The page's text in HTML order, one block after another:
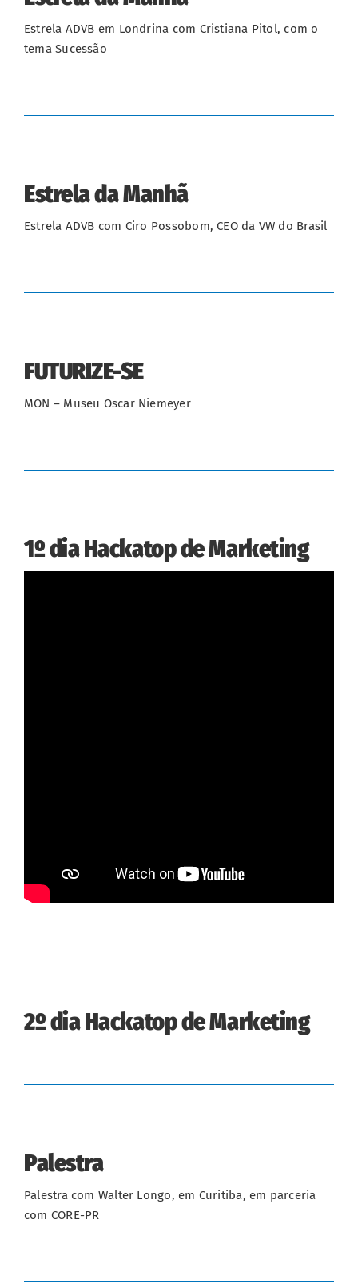
Estrela ADVB em Londrina com Cristiana Pitol, com o
tema Sucessão
Estrela da Manhã
Estrela ADVB com Ciro Possobom, CEO da VW do Brasil
FUTURIZE-SE
MON – Museu Oscar Niemeyer
1º dia Hackatop de Marketing
2º dia Hackatop de Marketing
Palestra
Palestra com Walter Longo, em Curitiba, em parceria
com CORE-PR